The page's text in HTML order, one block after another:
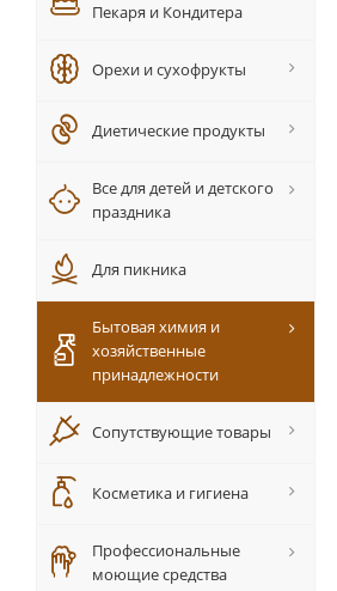
Пекаря и Кондитера
Орехи и сухофрукты
Диетические продукты
Все для детей и детского
праздника
Для пикника
Бытовая химия и
хозяйственные
принадлежности
Сопутствующие товары
Косметика и гигиена
Профессиональные
моющие средства